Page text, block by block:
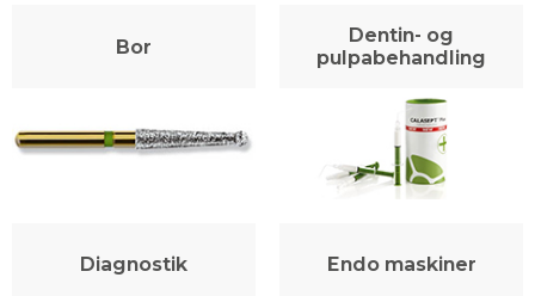
Bor
Dentin- og
pulpabehandling
Diagnostik Endo maskiner